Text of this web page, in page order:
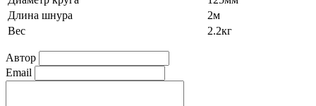
Длина шнура
2м
Вес
2.2кг
Автор
Email